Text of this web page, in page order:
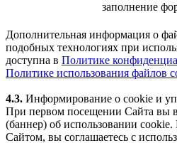
заполнение
Дополнительная информация о
подобных технологиях при
доступна в Политике
Политике использования файлов
4.3. Информирование о cookie и
При первом посещении Сайта вы
(баннер) об использовании cookie.
Сайтом, вы соглашаетесь с